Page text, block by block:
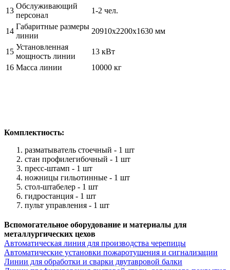
13
Обслуживающий
персонал
1-2 чел.
14
Габаритные размеры
линии
20910x2200x1630 мм
15
Установленная
мощность линии
13 кВт
16 Масса линии 10000 кг
Комплектность:
разматыватель стоечный - 1 шт
стан профилегибочный - 1 шт
пресс-штамп - 1 шт
ножницы гильотинные - 1 шт
стол-штабелер - 1 шт
гидростанция - 1 шт
пульт управления - 1 шт
Вспомогательное оборудование и материалы для
металлургических цехов
Автоматическая линия для производства черепицы
Автоматические установки пожаротушения и сигнализации
Линии для обработки и сварки двутавровой балки